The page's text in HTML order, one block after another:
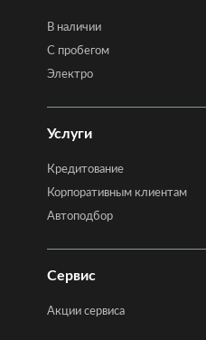
В наличии
C пробегом
Электро
Услуги
Кредитование
Корпоративным клиентам
Автоподбор
Сервис
Акции сервиса